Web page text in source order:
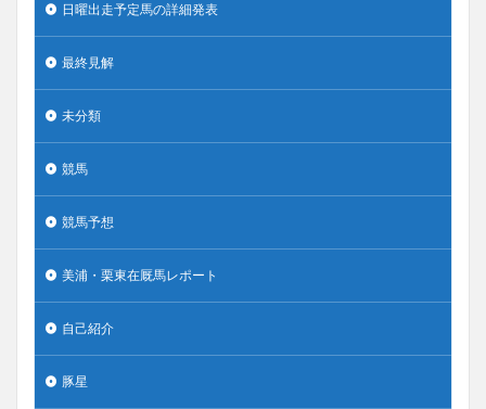
日曜出走予定馬の詳細発表
最終見解
未分類
競馬
競馬予想
美浦・栗東在厩馬レポート
自己紹介
豚星